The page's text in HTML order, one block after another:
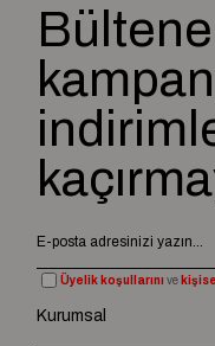
Üyelik koşullarını ve
Kurumsal